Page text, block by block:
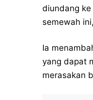
diundang
semewah
Ia
yang dapat
merasakan